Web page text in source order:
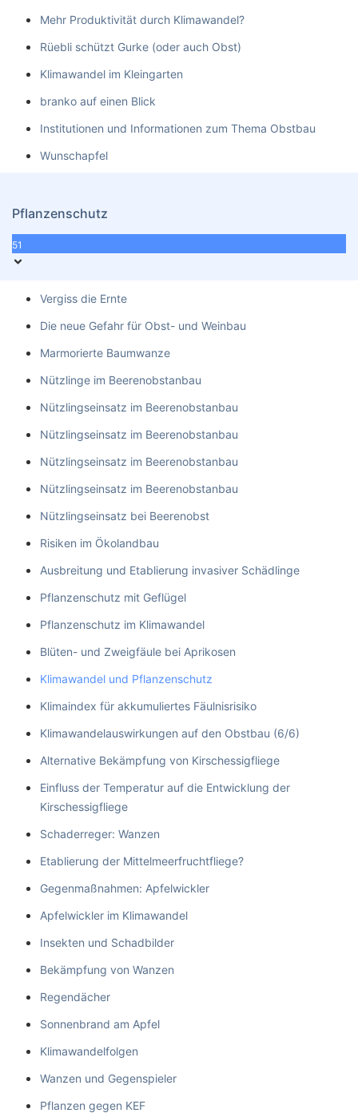
Mehr Produktivität durch Klimawandel?
Rüebli schützt Gurke (oder auch Obst)
Klimawandel im Kleingarten
branko auf einen Blick
Institutionen und Informationen zum Thema Obstbau
Wunschapfel
Pflanzenschutz
51
Vergiss die Ernte
Die neue Gefahr für Obst- und Weinbau
Marmorierte Baumwanze
Nützlinge im Beerenobstanbau
Nützlingseinsatz im Beerenobstanbau
Nützlingseinsatz im Beerenobstanbau
Nützlingseinsatz im Beerenobstanbau
Nützlingseinsatz im Beerenobstanbau
Nützlingseinsatz bei Beerenobst
Risiken im Ökolandbau
Ausbreitung und Etablierung invasiver Schädlinge
Pflanzenschutz mit Geflügel
Pflanzenschutz im Klimawandel
Blüten- und Zweigfäule bei Aprikosen
Klimawandel und Pflanzenschutz
Klimaindex für akkumuliertes Fäulnisrisiko
Klimawandelauswirkungen auf den Obstbau (6/6)
Alternative Bekämpfung von Kirschessigfliege
Einfluss der Temperatur auf die Entwicklung der
Kirschessigfliege
Schaderreger: Wanzen
Etablierung der Mittelmeerfruchtfliege?
Gegenmaßnahmen: Apfelwickler
Apfelwickler im Klimawandel
Insekten und Schadbilder
Bekämpfung von Wanzen
Regendächer
Sonnenbrand am Apfel
Klimawandelfolgen
Wanzen und Gegenspieler
Pflanzen gegen KEF